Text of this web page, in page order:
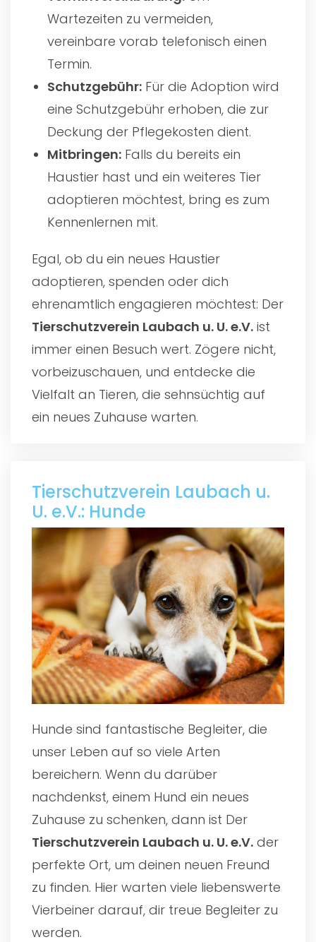
Wartezeiten zu vermeiden,
vereinbare vorab telefonisch einen
Termin.
Schutzgebühr: Für die Adoption wird
eine Schutzgebühr erhoben, die zur
Deckung der Pflegekosten dient.
Mitbringen: Falls du bereits ein
Haustier hast und ein weiteres Tier
adoptieren möchtest, bring es zum
Kennenlernen mit.
Egal, ob du ein neues Haustier
adoptieren, spenden oder dich
ehrenamtlich engagieren möchtest: Der
Tierschutzverein Laubach u. U. e.V. ist
immer einen Besuch wert. Zögere nicht,
vorbeizuschauen, und entdecke die
Vielfalt an Tieren, die sehnsüchtig auf
ein neues Zuhause warten.
Tierschutzverein Laubach u.
U. e.V.: Hunde
Hunde sind fantastische Begleiter, die
unser Leben auf so viele Arten
bereichern. Wenn du darüber
nachdenkst, einem Hund ein neues
Zuhause zu schenken, dann ist Der
Tierschutzverein Laubach u. U. e.V. der
perfekte Ort, um deinen neuen Freund
zu finden. Hier warten viele liebenswerte
Vierbeiner darauf, dir treue Begleiter zu
werden.